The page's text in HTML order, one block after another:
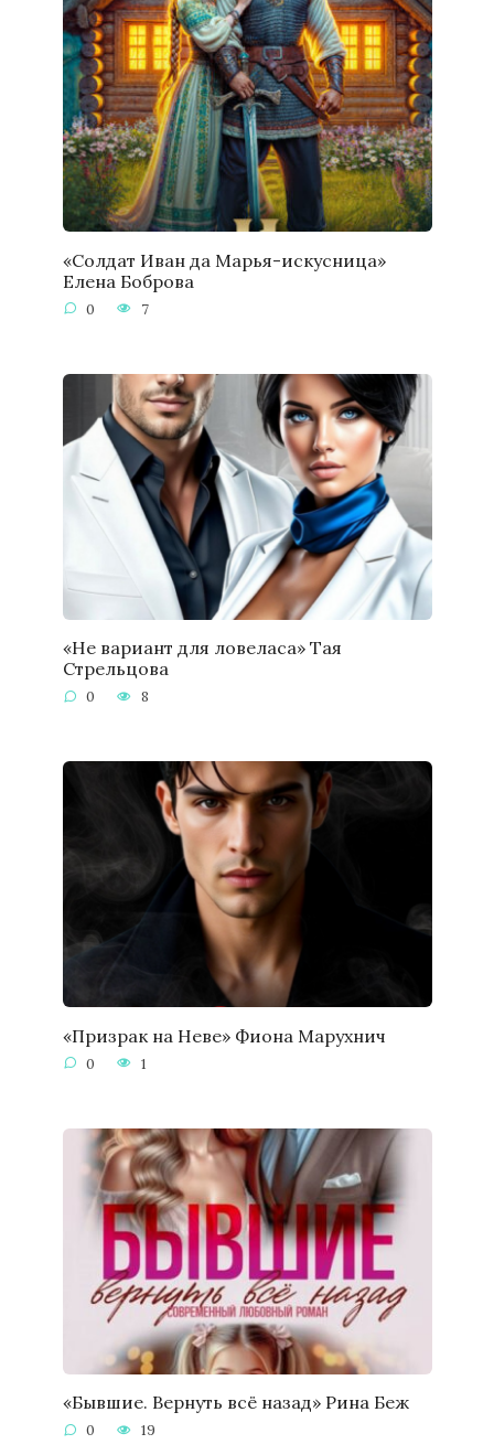
«Солдат Иван да Марья-искусница»
Елена Боброва
0 7
«Не вариант для ловеласа» Тая
Стрельцова
0 8
«Призрак на Неве» Фиона Марухнич
0 1
«Бывшие. Вернуть всё назад» Рина Беж
0 19